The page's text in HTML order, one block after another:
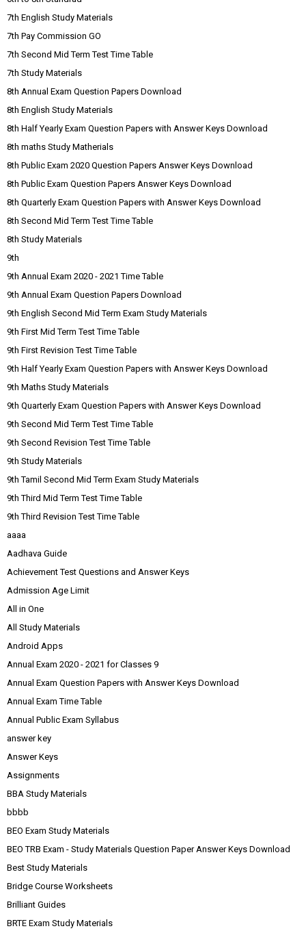
7th English Study Materials
7th Pay Commission GO
7th Second Mid Term Test Time Table
7th Study Materials
8th Annual Exam Question Papers Download
8th English Study Materials
8th Half Yearly Exam Question Papers with Answer Keys Download
8th maths Study Matherials
8th Public Exam 2020 Question Papers Answer Keys Download
8th Public Exam Question Papers Answer Keys Download
8th Quarterly Exam Question Papers with Answer Keys Download
8th Second Mid Term Test Time Table
8th Study Materials
9th
9th Annual Exam 2020 - 2021 Time Table
9th Annual Exam Question Papers Download
9th English Second Mid Term Exam Study Materials
9th First Mid Term Test Time Table
9th First Revision Test Time Table
9th Half Yearly Exam Question Papers with Answer Keys Download
9th Maths Study Materials
9th Quarterly Exam Question Papers with Answer Keys Download
9th Second Mid Term Test Time Table
9th Second Revision Test Time Table
9th Study Materials
9th Tamil Second Mid Term Exam Study Materials
9th Third Mid Term Test Time Table
9th Third Revision Test Time Table
aaaa
Aadhava Guide
Achievement Test Questions and Answer Keys
Admission Age Limit
All in One
All Study Materials
Android Apps
Annual Exam 2020 - 2021 for Classes 9
Annual Exam Question Papers with Answer Keys Download
Annual Exam Time Table
Annual Public Exam Syllabus
answer key
Answer Keys
Assignments
BBA Study Materials
bbbb
BEO Exam Study Materials
BEO TRB Exam - Study Materials Question Paper Answer Keys Download
Best Study Materials
Bridge Course Worksheets
Brilliant Guides
BRTE Exam Study Materials